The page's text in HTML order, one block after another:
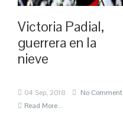
Victoria Padial,
guerrera en la
nieve
04 Sep, 2018
No Comment
Read More...